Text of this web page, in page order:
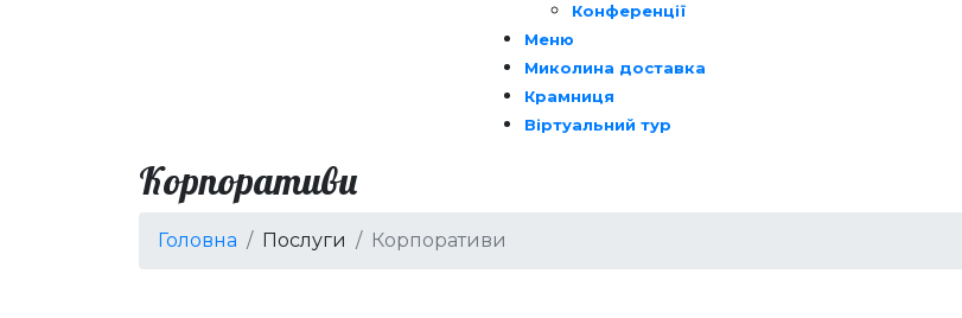
Конференції
Меню
Миколина доставка
Крамниця
Віртуальний тур
Корпоративи
Головна Послуги Корпоративи